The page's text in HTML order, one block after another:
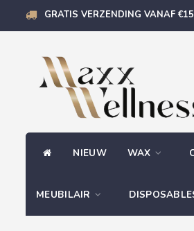
GRATIS VERZENDING VANAF
NIEUW WAX
MEUBILAIR